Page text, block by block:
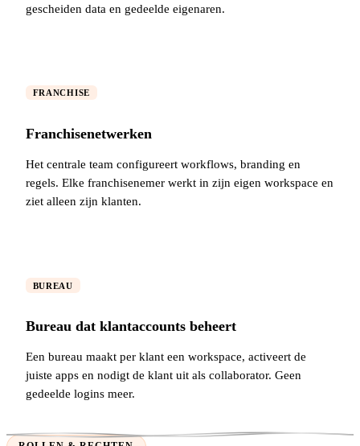
gescheiden data en gedeelde eigenaren.
FRANCHISE
Franchisenetwerken
Het centrale team configureert workflows, branding en
regels. Elke franchisenemer werkt in zijn eigen workspace en
ziet alleen zijn klanten.
BUREAU
Bureau dat klantaccounts beheert
Een bureau maakt per klant een workspace, activeert de
juiste apps en nodigt de klant uit als collaborator. Geen
gedeelde logins meer.